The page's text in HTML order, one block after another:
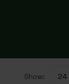
Show: